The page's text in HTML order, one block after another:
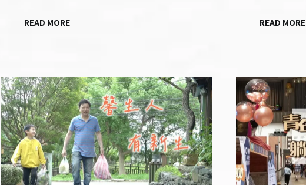
READ MORE READ MORE